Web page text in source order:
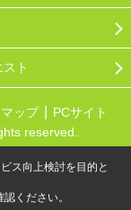
ト
ップ
PCサイト
reserved.
ス向上検討を目的と
認ください。